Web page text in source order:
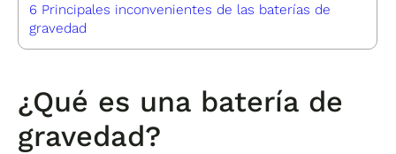
6 Principales inconvenientes de las baterías de
gravedad
¿Qué es una batería de
gravedad?